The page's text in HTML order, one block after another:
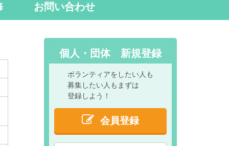
お問い合わせ
個人・団体 新規登録
ボランティアをしたい人も
募集したい人もまずは
登録しよう！
会員登録